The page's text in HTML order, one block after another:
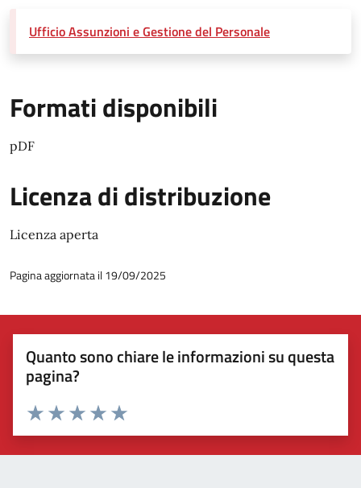
Ufficio Assunzioni e Gestione del Personale
Formati disponibili
pDF
Licenza di distribuzione
Licenza aperta
Pagina aggiornata il 19/09/2025
Quanto sono chiare le informazioni su questa
pagina?
Valuta 5 stelle su 5
Valuta 4 stelle su 5
Valuta 3 stelle su 5
Valuta 2 stelle su 5
Valuta 1 stelle su 5